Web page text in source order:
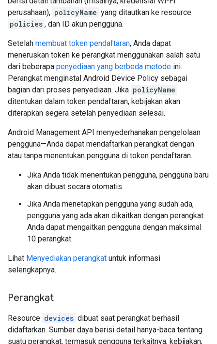
perusahaan), policyName yang ditautkan ke resource
policies , dan ID akun pengguna.
Setelah membuat token pendaftaran, Anda dapat
meneruskan token ke perangkat menggunakan salah satu
dari beberapa penyediaan yang berbeda metode ini.
Perangkat menginstal Android Device Policy sebagai
bagian dari proses penyediaan. Jika policyName
ditentukan dalam token pendaftaran, kebijakan akan
diterapkan segera setelah penyediaan selesai.
Android Management API menyederhanakan pengelolaan
pengguna—Anda dapat mendaftarkan perangkat dengan
atau tanpa menentukan pengguna di token pendaftaran.
Jika Anda tidak menentukan pengguna, pengguna baru
akan dibuat secara otomatis.
Jika Anda menetapkan pengguna yang sudah ada,
pengguna yang ada akan dikaitkan dengan perangkat.
Anda dapat mengaitkan pengguna dengan maksimal
10 perangkat.
Lihat Menyediakan perangkat untuk informasi
selengkapnya.
Perangkat
Resource devices dibuat saat perangkat berhasil
didaftarkan. Sumber daya berisi detail hanya-baca tentang
suatu perangkat, termasuk pengguna terkaitnya, kebijakan,